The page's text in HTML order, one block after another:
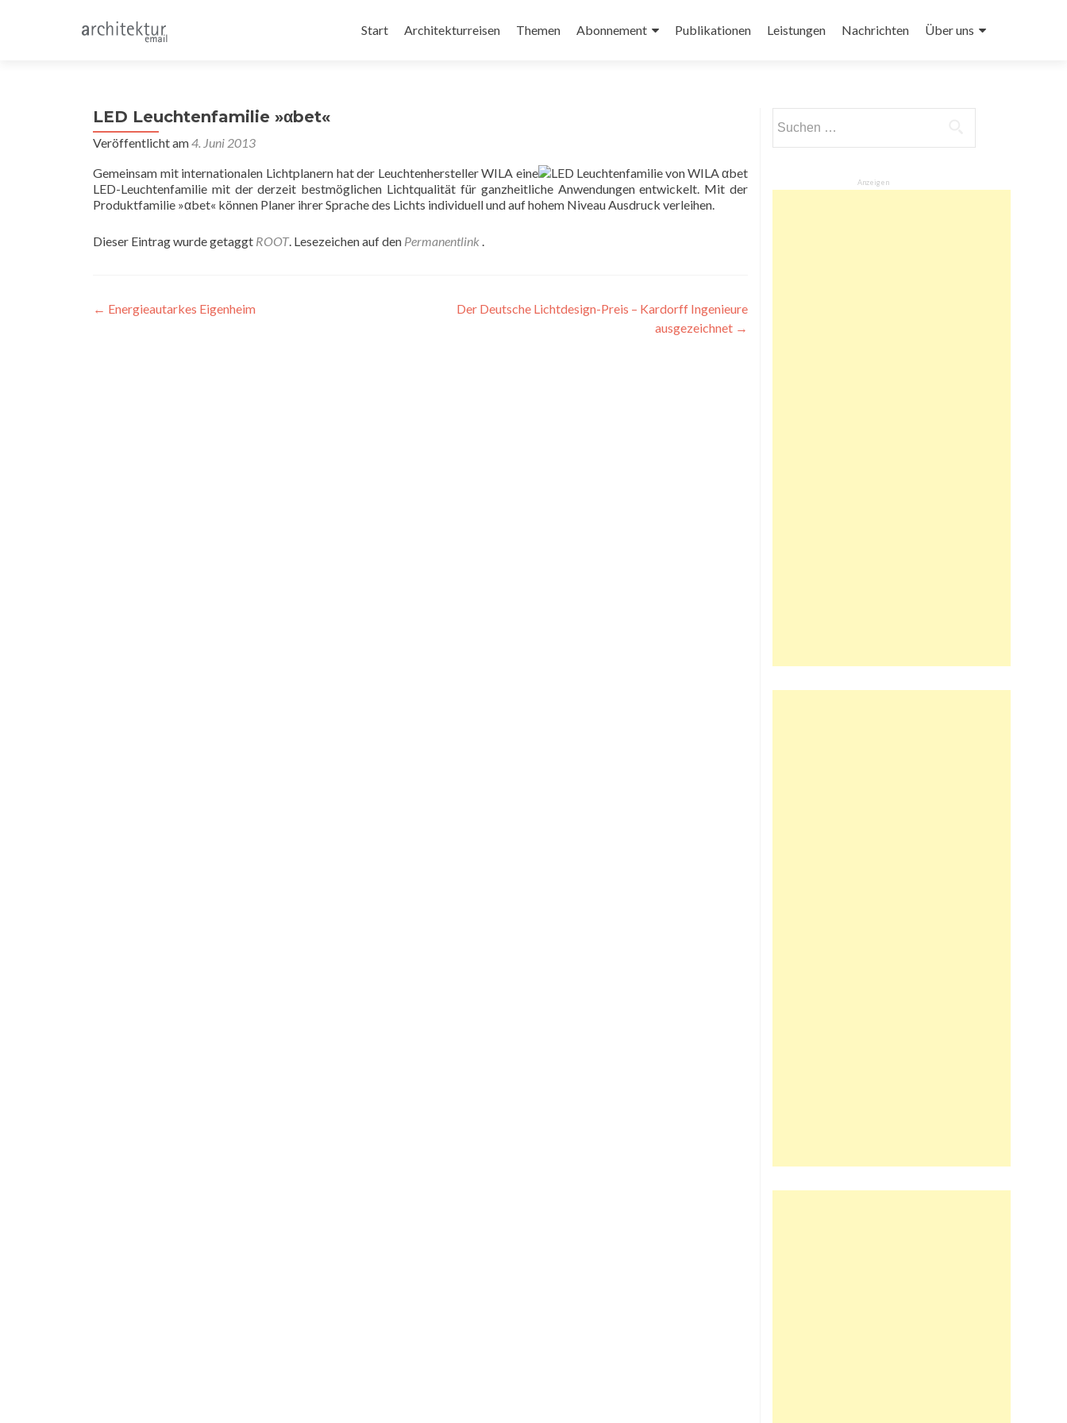
Inhalt
Start Architekturreisen Themen Abonnement Publikationen Leistungen Nachrichten Über uns
LED Leuchtenfamilie »αbet«
Veröffentlicht am4. Juni 2013
Gemeinsam mit internationalen Lichtplanern hat der Leuchtenhersteller WILA eine
LED-Leuchtenfamilie mit der derzeit bestmöglichen Lichtqualität für ganzheitliche Anwendungen entwickelt. Mit der
Produktfamilie »αbet« können Planer ihrer Sprache des Lichts individuell und auf hohem Niveau Ausdruck verleihen.
Dieser Eintrag wurde getaggt ROOT. Lesezeichen auf den Permanentlink .
Beitragsnavigation
← Energieautarkes Eigenheim
Der Deutsche Lichtdesign-Preis – Kardorff Ingenieure
ausgezeichnet →
nach:
Anzeigen